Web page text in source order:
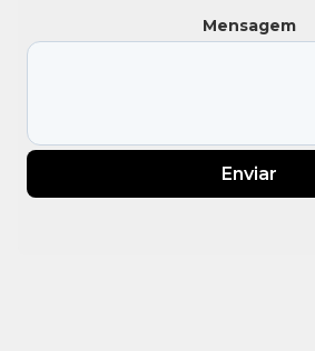
Mensagem
Enviar